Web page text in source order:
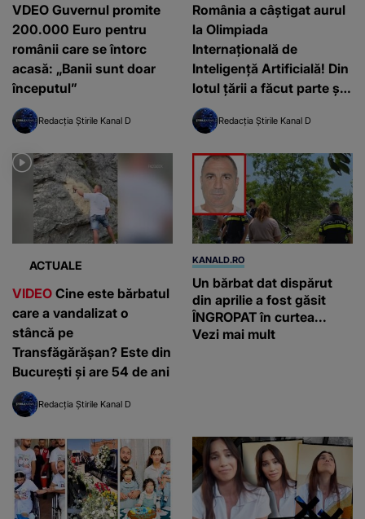
VDEO Guvernul promite
200.000 Euro pentru
românii care se întorc
acasă: „Banii sunt doar
începutul”
Redacția Știrile Kanal D
România a câștigat aurul
la Olimpiada
Internațională de
Inteligență Artificială! Din
lotul țării a făcut parte și
David Georgescu, elev în
Timișoara
Redacția Știrile Kanal D
ACTUALE
VIDEO Cine este bărbatul
care a vandalizat o
stâncă pe
Transfăgărășan? Este din
București și are 54 de ani
Redacția Știrile Kanal D
KANALD.RO
Un bărbat dat dispărut
din aprilie a fost găsit
ÎNGROPAT în curtea...
Vezi mai mult